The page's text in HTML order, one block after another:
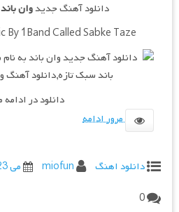
دانلود آهنگ جدیدوان باند
By 1Band Called Sabke Taze
دانلود در
مرور ادامه
دانلود اهنگ miofun می 23, 2017
0